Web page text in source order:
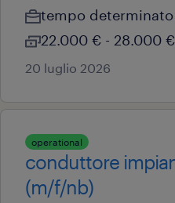
tempo determinato
22.000 € - 28.000
20 luglio 2026
operational
conduttore
(m/f/nb)